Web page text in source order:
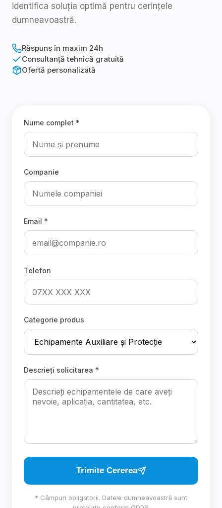
identifica soluția optimă pentru cerințele
dumneavoastră.
Răspuns în maxim 24h
Consultanță tehnică gratuită
Ofertă personalizată
Nume complet *
Companie
Email *
Telefon
Categorie produs
Descrieți solicitarea *
Trimite Cererea
* Câmpuri obligatorii. Datele dumneavoastră sunt